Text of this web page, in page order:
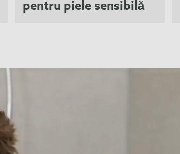
pentru piele sensibilă